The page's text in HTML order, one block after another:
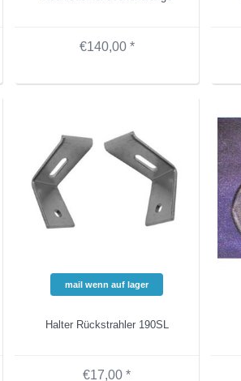
€140,00 *
mail wenn auf lager
Halter Rückstrahler 190SL
€17,00 *